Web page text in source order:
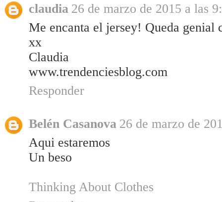
claudia 26 de marzo de 2015 a las
Me encanta el jersey! Queda genial
xx
Claudia
www.trendenciesblog.com
Responder
Belén Casanova 26 de marzo de
Aqui estaremos
Un beso
Thinking About Clothes